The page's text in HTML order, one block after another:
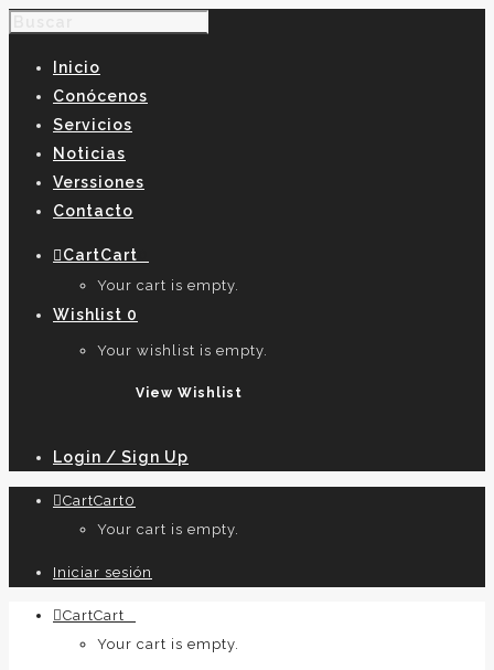
Inicio
Conócenos
Servicios
Noticias
Verssiones
Contacto
CartCart
Your cart is empty.
Wishlist 0
Your wishlist is empty.
View Wishlist
Login / Sign Up
CartCart0
Your cart is empty.
Iniciar sesión
CartCart
Your cart is empty.